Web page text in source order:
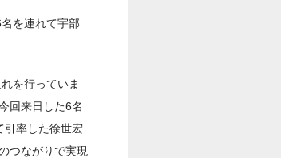
を連れて宇部
を行っていま
回来日した6名
引率した徐世宏
つながりで実現